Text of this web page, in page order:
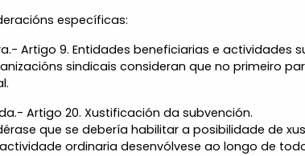
específicas:
Artigo 9. Entidades beneficiarias e actividades
sindicais consideran que no primeiro
Artigo 20. Xustificación da subvención.
que se debería habilitar a posibilidade de
ordinaria desenvólvese ao longo de